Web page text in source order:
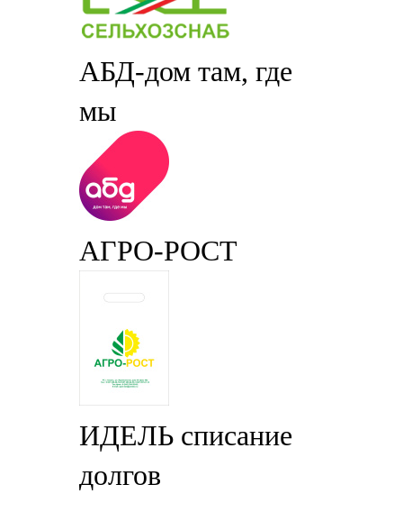
АБД-дом там, где
мы
АГРО-РОСТ
ИДЕЛЬ списание
долгов